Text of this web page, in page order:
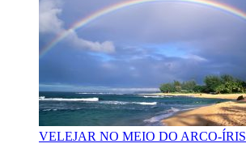
VELEJAR NO MEIO DO ARCO-ÍRIS